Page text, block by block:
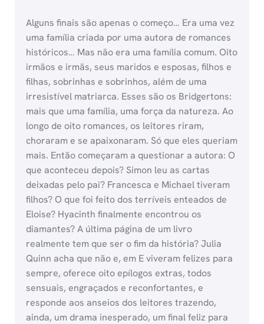
Alguns finais são apenas o começo… Era uma vez
uma família criada por uma autora de romances
históricos… Mas não era uma família comum. Oito
irmãos e irmãs, seus maridos e esposas, filhos e
filhas, sobrinhas e sobrinhos, além de uma
irresistível matriarca. Esses são os Bridgertons:
mais que uma família, uma força da natureza. Ao
longo de oito romances, os leitores riram,
choraram e se apaixonaram. Só que eles queriam
mais. Então começaram a questionar a autora: O
que aconteceu depois? Simon leu as cartas
deixadas pelo pai? Francesca e Michael tiveram
filhos? O que foi feito dos terríveis enteados de
Eloise? Hyacinth finalmente encontrou os
diamantes? A última página de um livro
realmente tem que ser o fim da história? Julia
Quinn acha que não e, em E viveram felizes para
sempre, oferece oito epílogos extras, todos
sensuais, engraçados e reconfortantes, e
responde aos anseios dos leitores trazendo,
ainda, um drama inesperado, um final feliz para